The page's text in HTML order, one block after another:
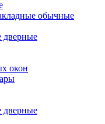
обычные
дверные
окон
дверные